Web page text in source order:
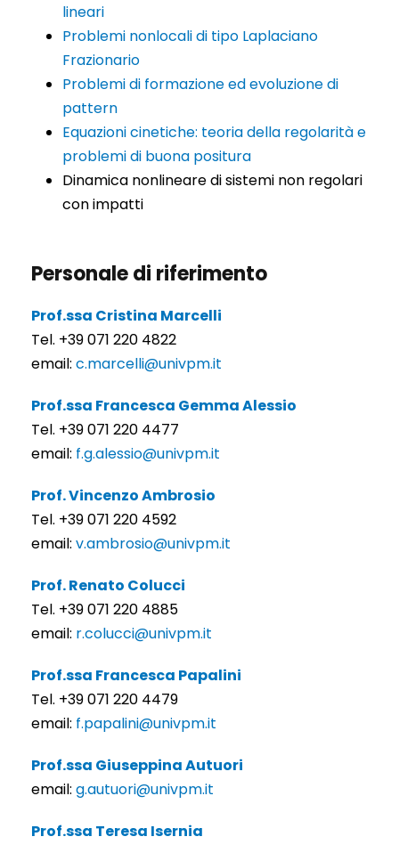
lineari
Problemi nonlocali di tipo Laplaciano
Frazionario
Problemi di formazione ed evoluzione di
pattern
Equazioni cinetiche: teoria della regolarità e
problemi di buona positura
Dinamica nonlineare di sistemi non regolari
con impatti
Personale di riferimento
Prof.ssa Cristina Marcelli
Tel. +39 071 220 4822
email: c.marcelli@univpm.it
Prof.ssa Francesca Gemma Alessio
Tel. +39 071 220 4477
email: f.g.alessio@univpm.it
Prof. Vincenzo Ambrosio
Tel. +39 071 220 4592
email: v.ambrosio@univpm.it
Prof. Renato Colucci
Tel. +39 071 220 4885
email: r.colucci@univpm.it
Prof.ssa Francesca Papalini
Tel. +39 071 220 4479
email: f.papalini@univpm.it
Prof.ssa Giuseppina Autuori
email: g.autuori@univpm.it
Prof.ssa Teresa Isernia